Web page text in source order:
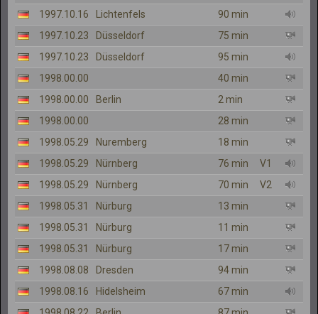
1997.10.16
Lichtenfels
90 min
1997.10.23
Düsseldorf
75 min
1997.10.23
Düsseldorf
95 min
1998.00.00
40 min
1998.00.00
Berlin
2 min
1998.00.00
28 min
1998.05.29
Nuremberg
18 min
1998.05.29
Nürnberg 76 min
V1
1998.05.29
Nürnberg 70 min
V2
1998.05.31
Nürburg
13 min
1998.05.31
Nürburg
11 min
1998.05.31
Nürburg
17 min
1998.08.08
Dresden
94 min
1998.08.16
Hidelsheim
67 min